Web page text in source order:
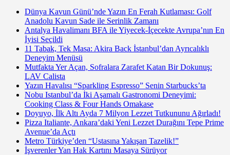
Dünya Kavun Günü’nde Yazın En Ferah Kutlaması: Golf
Anadolu Kavun Sade ile Serinlik Zamanı
Antalya Havalimanı BFA ile Yiyecek-İçecekte Avrupa’nın En
İyisi Seçildi
11 Tabak, Tek Masa: Akira Back İstanbul’dan Ayrıcalıklı
Deneyim Menüsü
Mutfakta Yer Açan, Sofralara Zarafet Katan Bir Dokunuş:
LAV Calista
Yazın Havalısı “Sparkling Espresso” Senin Starbucks’ta
Nobu Istanbul’da İki Aşamalı Gastronomi Deneyimi:
Cooking Class & Four Hands Omakase
Doyuyo, İlk Altı Ayda 7 Milyon Lezzet Tutkununu Ağırladı!
Pizza Italiante, Ankara’daki Yeni Lezzet Durağını Tepe Prime
Avenue’da Açtı
Metro Türkiye’den “Ustasına Yakışan Tazelik!”
İşverenler Yan Hak Kartını Masaya Sürüyor